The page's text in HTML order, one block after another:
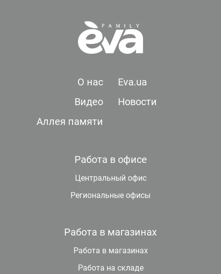
О нас
Eva.ua
Видео
Новости
Аллея памяти
Работа в офисе
Центральный офис
Региональные офисы
Работа в магазинах
Работа в магазинах
Работа на складе